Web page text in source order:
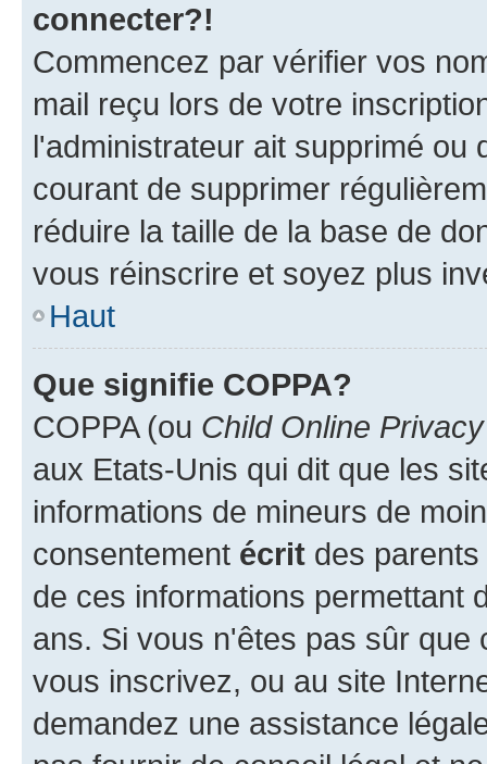
connecter?!
Commencez par vérifier vos
mail reçu lors de votre
l'administrateur ait supprimé ou
courant de supprimer
réduire la taille de la base de
vous réinscrire et soyez plus
Haut
Que signifie COPPA?
COPPA (ou Child Online
aux Etats-Unis qui dit que les
informations de mineurs de
consentement écrit des
de ces informations permettant
ans. Si vous n'êtes pas sûr
vous inscrivez, ou au site
demandez une assistance